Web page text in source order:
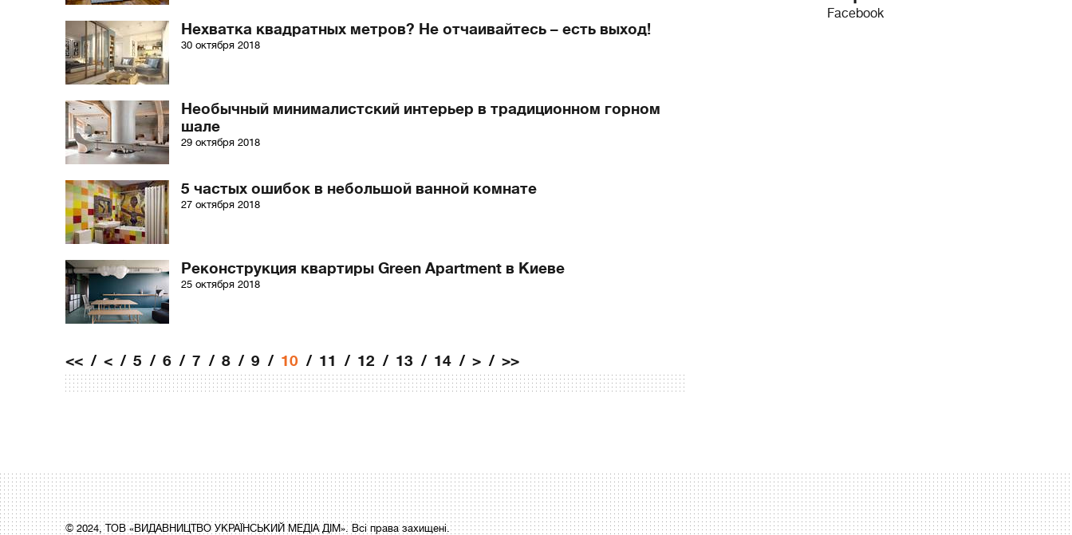
Нехватка квадратных метров? Не отчаивайтесь – есть выход!
30 октября 2018
Необычный минималистский интерьер в традиционном горном
шале
29 октября 2018
5 частых ошибок в небольшой ванной комнате
27 октября 2018
Реконструкция квартиры Green Apartment в Киеве
25 октября 2018
<< < 5 6 7 8 9 10 11 12 13 14 > >>
Facebook
© 2024, ТОВ «ВИДАВНИЦТВО УКРАЇНСЬКИЙ МЕДІА ДІМ». Всі права захищені.